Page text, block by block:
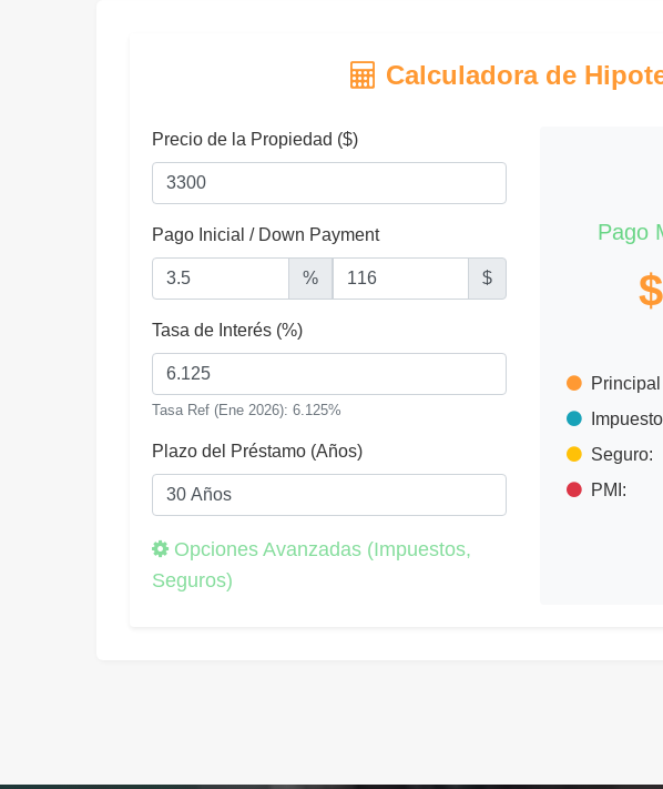
Calculadora de
Precio de la Propiedad ($)
Pago Inicial / Down Payment
% $
Tasa de Interés (%)
Tasa Ref (Ene 2026): 6.125%
Plazo del Préstamo (Años)
Opciones Avanzadas (Impuestos,
Seguros)
Pago
Seguro:
PMI: